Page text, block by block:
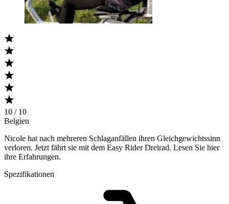
10 / 10
Belgien
Nicole hat nach mehreren Schlaganfällen ihren Gleichgewichtssinn
verloren. Jetzt fährt sie mit dem Easy Rider Dreirad. Lesen Sie hier
ihre Erfahrungen.
Spezifikationen